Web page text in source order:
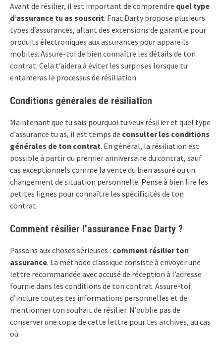
Avant de résilier, il est important de comprendre quel type
d’assurance tu as souscrit. Fnac Darty propose plusieurs
types d’assurances, allant des extensions de garantie pour
produits électroniques aux assurances pour appareils
mobiles. Assure-toi de bien connaître les détails de ton
contrat. Cela t’aidera à éviter les surprises lorsque tu
entameras le processus de résiliation.
Conditions générales de résiliation
Maintenant que tu sais pourquoi tu veux résilier et quel type
d’assurance tu as, il est temps de consulter les conditions
générales de ton contrat. En général, la résiliation est
possible à partir du premier anniversaire du contrat, sauf
cas exceptionnels comme la vente du bien assuré ou un
changement de situation personnelle. Pense à bien lire les
petites lignes pour connaître les spécificités de ton
contrat.
Comment résilier l’assurance Fnac Darty ?
Passons aux choses sérieuses : comment résilier ton
assurance. La méthode classique consiste à envoyer une
lettre recommandée avec accusé de réception à l’adresse
fournie dans les conditions de ton contrat. Assure-toi
d’inclure toutes tes informations personnelles et de
mentionner ton souhait de résilier. N’oublie pas de
conserver une copie de cette lettre pour tes archives, au cas
où.